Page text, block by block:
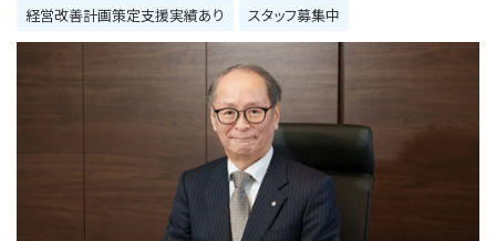
経営改善計画策定支援実績あり
スタッフ募集中